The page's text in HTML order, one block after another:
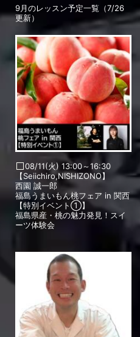
9月のレッスン予定一覧（7/26
更新）
08/11(火) 13:00～16:30
【Seiichiro,NISHIZONO】
西園 誠一郎
福島うまいもん桃フェア in 関西
【特別イベント①】
福島県産・桃の魅力発見！スイ
ーツ体験会